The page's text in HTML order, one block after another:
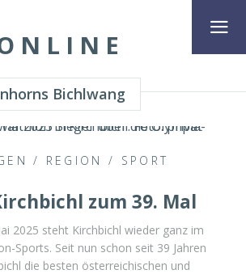
Bichlwang
/ REGION / SPORT
zum 39. Mal
2025 steht Kirchbichl wieder ganz im
Sports. Seit nun schon seit 39 Jahren
die besten österreichischen und